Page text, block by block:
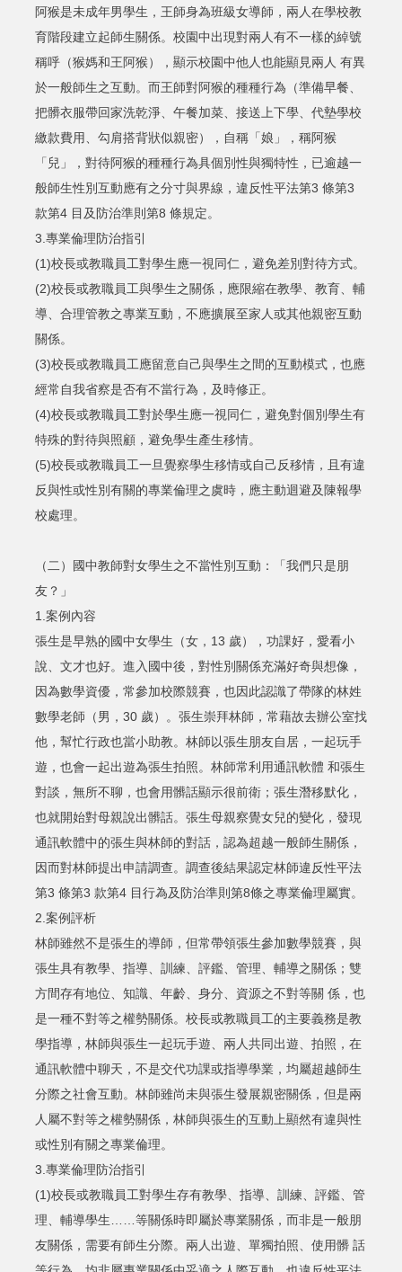
阿猴是未成年男學生，王師身為班級女導師，兩人在學校教
育階段建立起師生關係。校園中出現對兩人有不一樣的綽號
稱呼（猴媽和王阿猴），顯示校園中他人也能顯見兩人 有異
於一般師生之互動。而王師對阿猴的種種行為（準備早餐、
把髒衣服帶回家洗乾淨、午餐加菜、接送上下學、代墊學校
繳款費用、勾肩搭背狀似親密），自稱「娘」，稱阿猴
「兒」，對待阿猴的種種行為具個別性與獨特性，已逾越一
般師生性別互動應有之分寸與界線，違反性平法第3 條第3
款第4 目及防治準則第8 條規定。
3.專業倫理防治指引
(1)校長或教職員工對學生應一視同仁，避免差別對待方式。
(2)校長或教職員工與學生之關係，應限縮在教學、教育、輔
導、合理管教之專業互動，不應擴展至家人或其他親密互動
關係。
(3)校長或教職員工應留意自己與學生之間的互動模式，也應
經常自我省察是否有不當行為，及時修正。
(4)校長或教職員工對於學生應一視同仁，避免對個別學生有
特殊的對待與照顧，避免學生產生移情。
(5)校長或教職員工一旦覺察學生移情或自己反移情，且有違
反與性或性別有關的專業倫理之虞時，應主動迴避及陳報學
校處理。
（二）國中教師對女學生之不當性別互動：「我們只是朋
友？」
1.案例內容
張生是早熟的國中女學生（女，13 歲），功課好，愛看小
說、文才也好。進入國中後，對性別關係充滿好奇與想像，
因為數學資優，常參加校際競賽，也因此認識了帶隊的林姓
數學老師（男，30 歲）。張生崇拜林師，常藉故去辦公室找
他，幫忙行政也當小助教。林師以張生朋友自居，一起玩手
遊，也會一起出遊為張生拍照。林師常利用通訊軟體 和張生
對談，無所不聊，也會用髒話顯示很前衛；張生潛移默化，
也就開始對母親說出髒話。張生母親察覺女兒的變化，發現
通訊軟體中的張生與林師的對話，認為超越一般師生關係，
因而對林師提出申請調查。調查後結果認定林師違反性平法
第3 條第3 款第4 目行為及防治準則第8條之專業倫理屬實。
2.案例評析
林師雖然不是張生的導師，但常帶領張生參加數學競賽，與
張生具有教學、指導、訓練、評鑑、管理、輔導之關係；雙
方間存有地位、知識、年齡、身分、資源之不對等關 係，也
是一種不對等之權勢關係。校長或教職員工的主要義務是教
學指導，林師與張生一起玩手遊、兩人共同出遊、拍照，在
通訊軟體中聊天，不是交代功課或指導學業，均屬超越師生
分際之社會互動。林師雖尚未與張生發展親密關係，但是兩
人屬不對等之權勢關係，林師與張生的互動上顯然有違與性
或性別有關之專業倫理。
3.專業倫理防治指引
(1)校長或教職員工對學生存有教學、指導、訓練、評鑑、管
理、輔導學生……等關係時即屬於專業關係，而非是一般朋
友關係，需要有師生分際。兩人出遊、單獨拍照、使用髒 話